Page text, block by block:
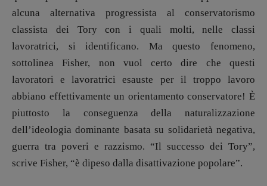
Coordinamento Fumetti:
Fabio Malagnini
[fabio.malagnini@gmail.
media:
Valentina Marcoli
[valentina.marcoli@gmail.com]
ARCHIVIO E AUTORI
alcuna alternativa progressista al conservatorismo
classista dei Tory con i quali molti, nelle classi
lavoratrici, si identificano. Ma questo fenomeno,
sottolinea Fisher, non vuol certo dire che questi
lavoratori e lavoratrici esauste per il troppo lavoro
abbiano effettivamente un orientamento conservatore! È
piuttosto la conseguenza della naturalizzazione
dell’ideologia dominante basata su solidarietà negativa,
guerra tra poveri e razzismo. “Il successo dei Tory”,
scrive Fisher, “è dipeso dalla disattivazione popolare”.